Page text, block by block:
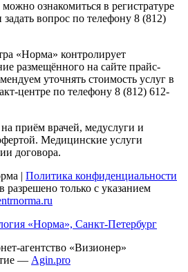
ознакомиться в регистратуре
вопрос по телефону 8 (812)
«Норма» контролирует
размещённого на сайте прайс-
уточнять стоимость услуг в
центре по телефону 8 (812) 612-
приём врачей, медуслуги и
Медицинские услуги
договора.
| Политика конфиденциальности
разрешено только с указанием
агентство «Визионер»
— Agin.pro